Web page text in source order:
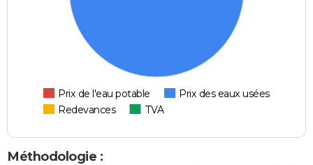
Prix de l'eau potable
Prix des eaux usées
Redevances
TVA
Méthodologie :